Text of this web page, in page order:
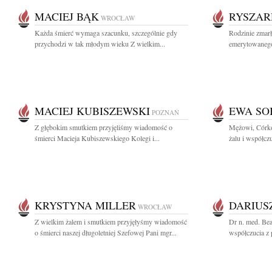
MACIEJ BĄK WROCŁAW
Każda śmierć wymaga szacunku, szczególnie gdy
przychodzi w tak młodym wieku Z wielkim...
Rodzinie
MACIEJ KUBISZEWSKI POZNAŃ
Z głębokim smutkiem przyjęliśmy wiadomość o
śmierci Macieja Kubiszewskiego Kolegi i...
EWA
Mężowi,
żalu i
KRYSTYNA MILLER WROCŁAW
Z wielkim żalem i smutkiem przyjęłyśmy wiadomość
o śmierci naszej długoletniej Szefowej Pani mgr...
Dr n. med.
współczucia